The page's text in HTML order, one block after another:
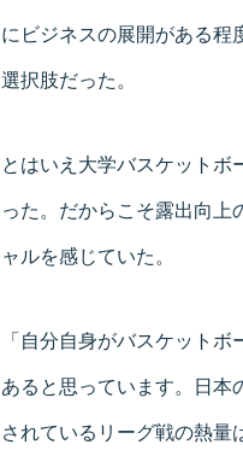
にビジネスの展開がある程
選択肢だった。
とはいえ大学バスケットボ
った。だからこそ露出向上
ャルを感じていた。
「自分自身がバスケット
あると思っています。日本
されているリーグ戦の熱量